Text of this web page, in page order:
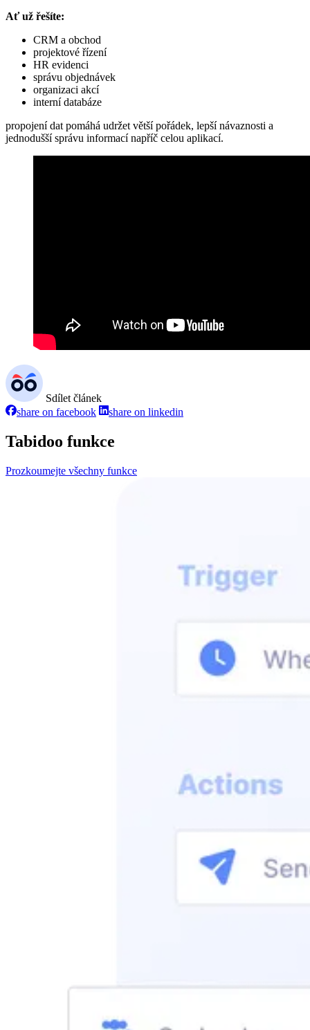
Ať už řešíte:
CRM a obchod
projektové řízení
HR evidenci
správu objednávek
organizaci akcí
interní databáze
propojení dat pomáhá udržet větší pořádek, lepší návaznosti a
jednodušší správu informací napříč celou aplikací.
Sdílet článek
share on facebook
share on linkedin
Tabidoo funkce
Prozkoumejte všechny funkce